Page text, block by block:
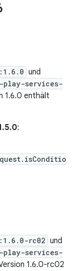
und
play-services-
1.6.0 enthält
:
rc02 und
play-services-
1.6.0-rc02